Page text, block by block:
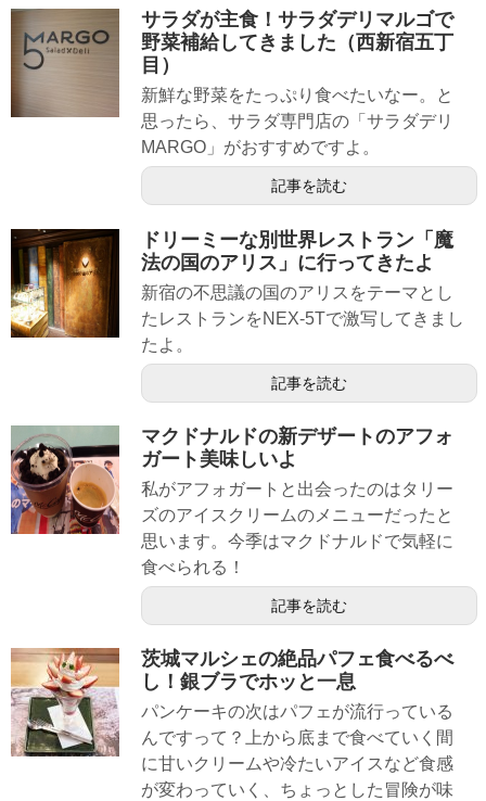
サラダが主食！サラダデリマルゴで
野菜補給してきました（西新宿五丁
目）
新鮮な野菜をたっぷり食べたいなー。と
思ったら、サラダ専門店の「サラダデリ
MARGO」がおすすめですよ。
記事を読む
ドリーミーな別世界レストラン「魔
法の国のアリス」に行ってきたよ
新宿の不思議の国のアリスをテーマとし
たレストランをNEX-5Tで激写してきまし
たよ。
記事を読む
マクドナルドの新デザートのアフォ
ガート美味しいよ
私がアフォガートと出会ったのはタリー
ズのアイスクリームのメニューだったと
思います。今季はマクドナルドで気軽に
食べられる！
記事を読む
茨城マルシェの絶品パフェ食べるべ
し！銀ブラでホッと一息
パンケーキの次はパフェが流行っている
んですって？上から底まで食べていく間
に甘いクリームや冷たいアイスなど食感
が変わっていく、ちょっとした冒険が味